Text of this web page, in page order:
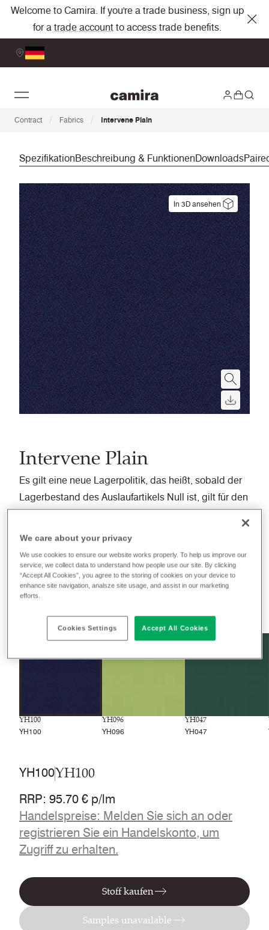
Welcome to Camira. If you're a trade business, sign up
for a trade account to access trade benefits.
Contract / Fabrics / Intervene Plain
SpezifikationBeschreibung & FunktionenDownloads
In 3D ansehen
Intervene Plain
Es gilt eine neue Lagerpolitik, das heißt, sobald der
Lagerbestand des Auslaufartikels Null ist, gilt für den
Ersatz eine Mindestbestellmenge von 300m
Recently launched Phasing out
Farbgruppen
Farben
YH100
YH100
YH096
YH096
YH047
YH047
YH100YH100
RRP: 95.70 € p/lm
Handelspreise: Melden Sie sich an oder
registrieren Sie ein Handelskonto, um
Zugriff zu erhalten.
Stoff kaufen
Samples unavailable
We care about your privacy
We use cookies to ensure our website works properly. To help us improve our
service, we collect data to understand how people use our site. By clicking
“Accept All Cookies”, you agree to the storing of cookies on your device to
enhance site navigation, analsze site usage, and assist in our marketing
efforts.
Cookies Settings Accept All Cookies